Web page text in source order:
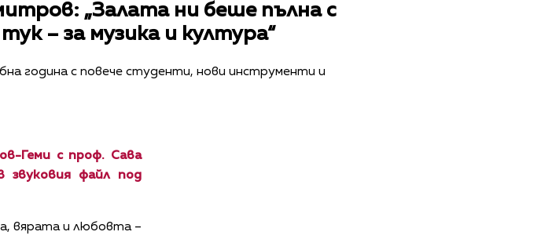
„Залата ни беше пълна с
– за музика и култура“
година с повече студенти, нови инструменти и
Геми с проф. Сава
файл под
вярата и любовта –